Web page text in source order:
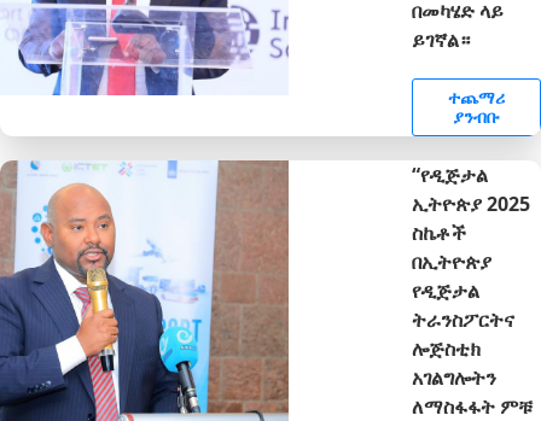
በመካሄድ ላይ
ይገኛል።
ተጨማሪ
ያንብቡ
“የዲጅታል
ኢትዮጵያ 2025
ስኬቶች
በኢትዮጵያ
የዲጅታል
ትራንስፖርትና
ሎጅስቲክ
አገልግሎትን
ለማስፋፋት ምቹ